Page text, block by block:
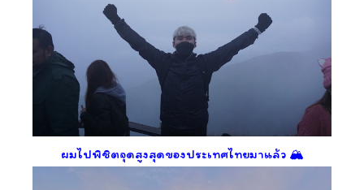
ผมไปพิชิตจุดสูงสุดของประเทศไทยมาแล้ว 🏔️